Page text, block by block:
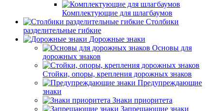
Комплектующие для шлагбаумов
Столбики
разделительные гибкие
Дорожные знаки
Основы для
дорожных знаков
Стойки, опоры, крепления дорожных знаков
Предупреждающие
знаки
Знаки приоритета
Запрещающие знаки